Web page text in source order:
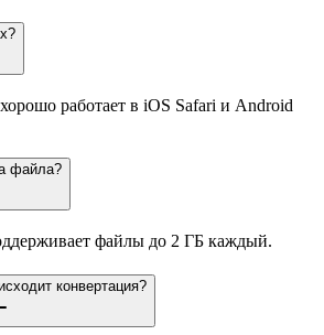
работает в iOS Safari и Android
файла?
файлы до 2 ГБ каждый.
конвертация?